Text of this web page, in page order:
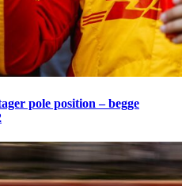
pole position – begge